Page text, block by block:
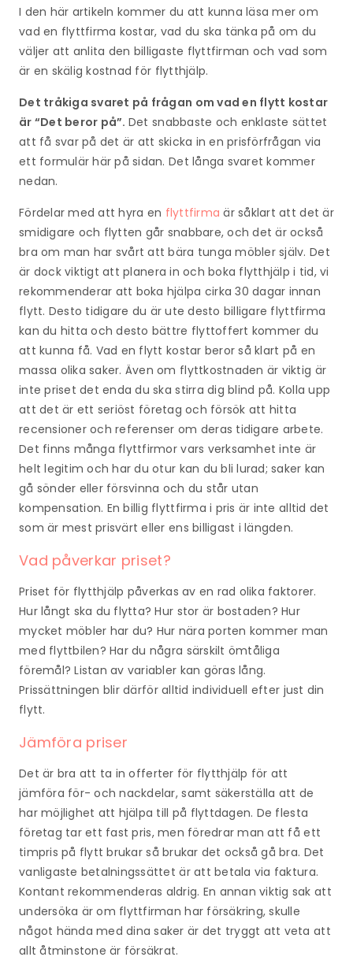
I den här artikeln kommer du att kunna läsa mer om
vad en flyttfirma kostar, vad du ska tänka på om du
väljer att anlita den billigaste flyttfirman och vad som
är en skälig kostnad för flytthjälp.
Det tråkiga svaret på frågan om vad en flytt kostar
är “Det beror på”. Det snabbaste och enklaste sättet
att få svar på det är att skicka in en prisförfrågan via
ett formulär här på sidan. Det långa svaret kommer
nedan.
Fördelar med att hyra en flyttfirma är såklart att det är
smidigare och flytten går snabbare, och det är också
bra om man har svårt att bära tunga möbler själv. Det
är dock viktigt att planera in och boka flytthjälp i tid, vi
rekommenderar att boka hjälpa cirka 30 dagar innan
flytt. Desto tidigare du är ute desto billigare flyttfirma
kan du hitta och desto bättre flyttoffert kommer du
att kunna få. Vad en flytt kostar beror så klart på en
massa olika saker. Även om flyttkostnaden är viktig är
inte priset det enda du ska stirra dig blind på. Kolla upp
att det är ett seriöst företag och försök att hitta
recensioner och referenser om deras tidigare arbete.
Det finns många flyttfirmor vars verksamhet inte är
helt legitim och har du otur kan du bli lurad; saker kan
gå sönder eller försvinna och du står utan
kompensation. En billig flyttfirma i pris är inte alltid det
som är mest prisvärt eller ens billigast i längden.
Vad påverkar priset?
Priset för flytthjälp påverkas av en rad olika faktorer.
Hur långt ska du flytta? Hur stor är bostaden? Hur
mycket möbler har du? Hur nära porten kommer man
med flyttbilen? Har du några särskilt ömtåliga
föremål? Listan av variabler kan göras lång.
Prissättningen blir därför alltid individuell efter just din
flytt.
Jämföra priser
Det är bra att ta in offerter för flytthjälp för att
jämföra för- och nackdelar, samt säkerställa att de
har möjlighet att hjälpa till på flyttdagen. De flesta
företag tar ett fast pris, men föredrar man att få ett
timpris på flytt brukar så brukar det också gå bra. Det
vanligaste betalningssättet är att betala via faktura.
Kontant rekommenderas aldrig. En annan viktig sak att
undersöka är om flyttfirman har försäkring, skulle
något hända med dina saker är det tryggt att veta att
allt åtminstone är försäkrat.